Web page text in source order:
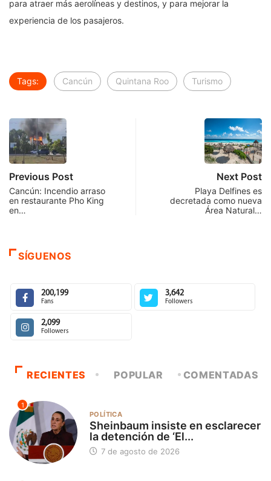
para atraer más aerolíneas y destinos, y para mejorar la
experiencia de los pasajeros.
Tags: Cancún Quintana Roo Turismo
Previous Post
Cancún: Incendio arraso
en restaurante Pho King
en…
Next Post
Playa Delfines es
decretada como nueva
Área Natural…
SÍGUENOS
200,199
Fans
3,642
Followers
2,099
Followers
RECIENTES POPULAR COMENTADAS
1
POLÍTICA
Sheinbaum insiste en esclarecer
la detención de ‘El...
7 de agosto de 2026